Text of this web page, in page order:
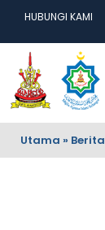
HUBUNGI KAMI
Utama »